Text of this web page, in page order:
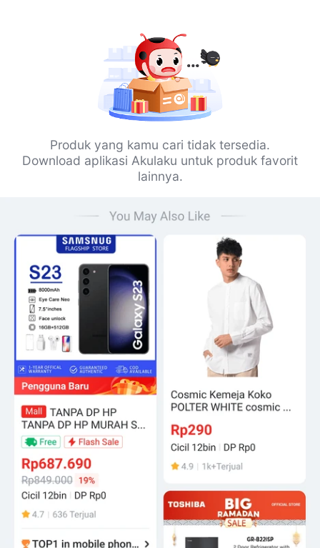
Produk yang kamu cari tidak tersedia.
Download aplikasi Akulaku untuk produk favorit
lainnya.